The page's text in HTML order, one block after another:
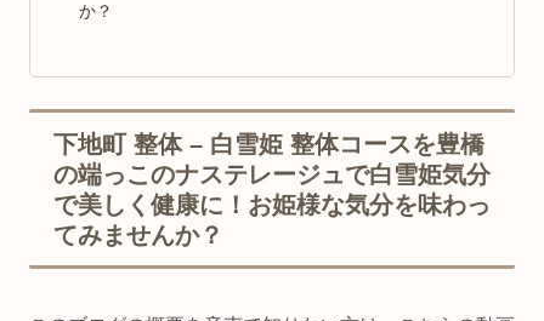
か？
下地町 整体 – 白雪姫 整体コースを豊橋
の端っこのナステレージュで白雪姫気分
で美しく健康に！お姫様な気分を味わっ
てみませんか？